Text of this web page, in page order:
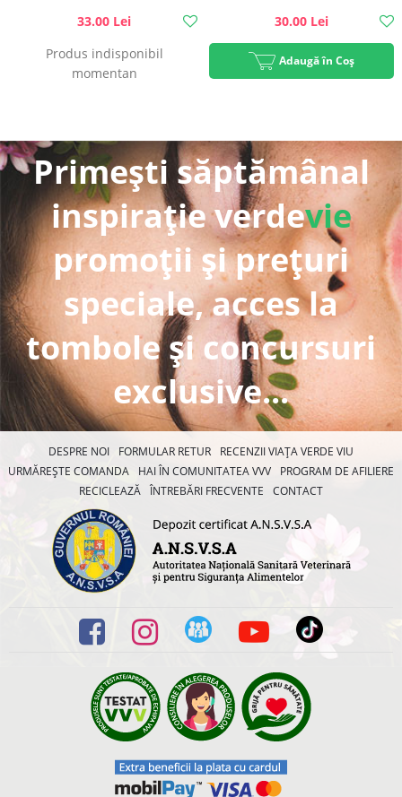
33.00 Lei
Produs indisponibil
momentan
30.00 Lei
Adaugă în Coș
Primești săptămânal
inspirație verdevie
promoții și prețuri
speciale, acces la
tombole și concursuri
exclusive...
DESPRE NOI FORMULAR RETUR
RECENZII VIAȚA VERDE VIU
URMĂREȘTE COMANDA
HAI ÎN COMUNITATEA VVV
PROGRAM DE AFILIERE
RECICLEAZĂ ÎNTREBĂRI FRECVENTE CONTACT